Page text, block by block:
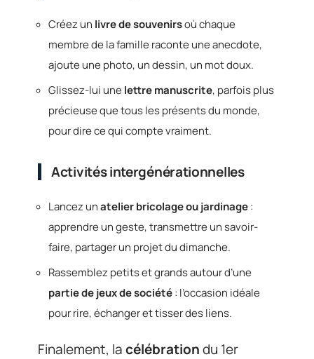
Créez un livre de souvenirsoù chaque
membre de la famille raconte une anecdote,
ajoute une photo, un dessin, un mot doux.
Glissez-lui unelettre manuscrite, parfois plus
précieuse que tous les présents du monde,
pour dire ce qui compte vraiment.
Activités intergénérationnelles
Lancez unatelier bricolage ou jardinage:
apprendre un geste, transmettre un savoir-
faire, partager un projet du dimanche.
Rassemblez petits et grands autour d’une
partie de jeux de société: l’occasion idéale
pour rire, échanger et tisser des liens.
Finalement, lacélébrationdu 1er